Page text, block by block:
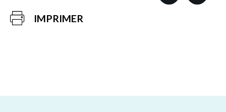
IMPRIMER